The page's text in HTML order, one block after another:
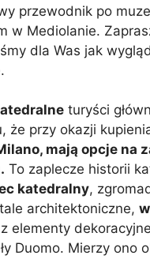
przewodnik po
w Mediolanie.
dla Was jak
turyści
że przy okazji
mają opcje na
To zaplecze historii
katedralny,
architektoniczne,
elementy
Duomo. Mierzy ono